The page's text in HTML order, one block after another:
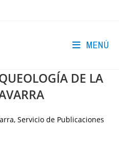
MENÚ
DE LA
Servicio de Publicaciones